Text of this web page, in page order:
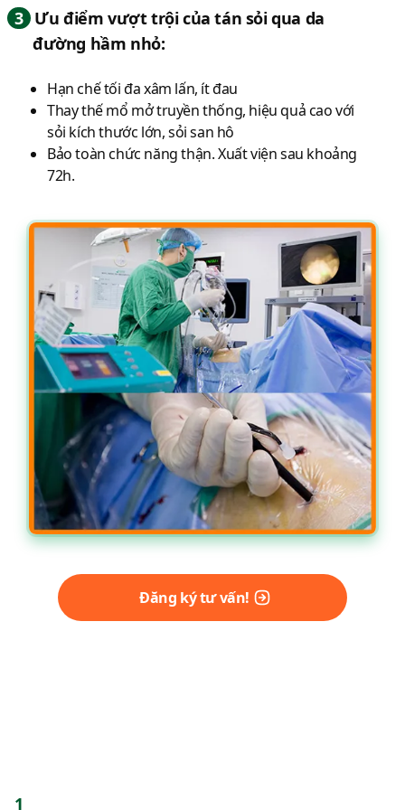
3 Ưu điểm vượt trội của tán sỏi qua da
đường hầm nhỏ:
Hạn chế tối đa xâm lấn, ít đau
Thay thế mổ mở truyền thống, hiệu quả cao với
sỏi kích thước lớn, sỏi san hô
Bảo toàn chức năng thận. Xuất viện sau khoảng
72h.
Đăng ký tư vấn!
1